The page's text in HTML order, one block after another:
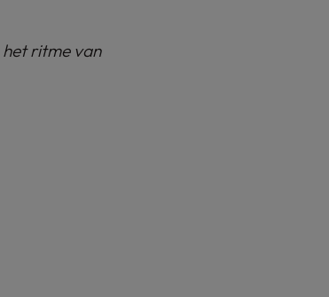
het ritme van